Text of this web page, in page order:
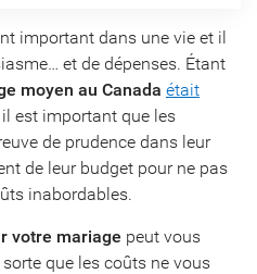
important dans une vie et il
et de dépenses. Étant
moyen au Canada était
il est important que les
de prudence dans leur
de leur budget pour ne pas
inabordables.
votre mariage peut vous
que les coûts ne vous